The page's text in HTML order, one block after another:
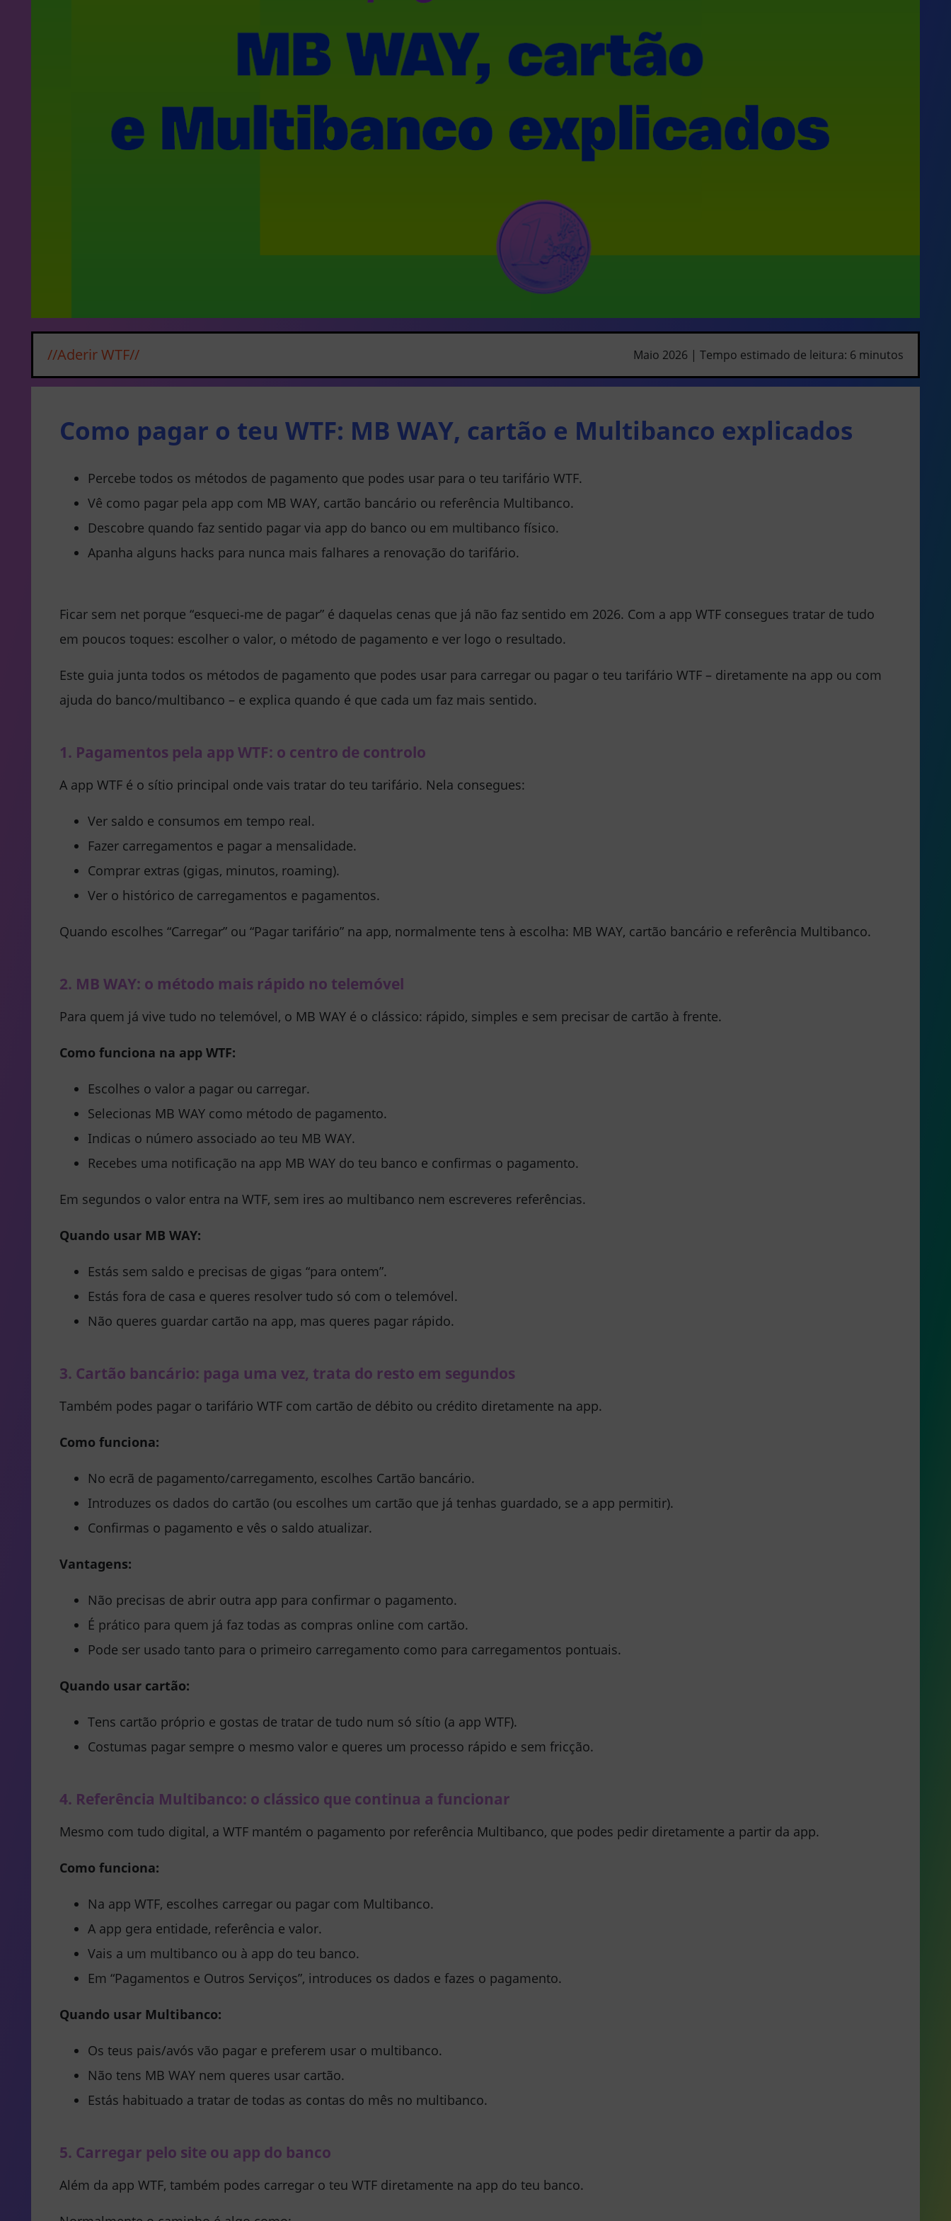
//Aderir WTF// Maio 2026 | Tempo estimado de leitura: 6 minutos
Como pagar o teu WTF: MB WAY, cartão e Multibanco explicados
Percebe todos os métodos de pagamento que podes usar para o teu tarifário WTF.
Vê como pagar pela app com MB WAY, cartão bancário ou referência Multibanco.
Descobre quando faz sentido pagar via app do banco ou em multibanco físico.
Apanha alguns hacks para nunca mais falhares a renovação do tarifário.
Ficar sem net porque “esqueci‑me de pagar” é daquelas cenas que já não faz sentido em 2026. Com a app WTF consegues tratar de tudo
em poucos toques: escolher o valor, o método de pagamento e ver logo o resultado.
Este guia junta todos os métodos de pagamento que podes usar para carregar ou pagar o teu tarifário WTF – diretamente na app ou com
ajuda do banco/multibanco – e explica quando é que cada um faz mais sentido.
1. Pagamentos pela app WTF: o centro de controlo
A app WTF é o sítio principal onde vais tratar do teu tarifário. Nela consegues:
Ver saldo e consumos em tempo real.
Fazer carregamentos e pagar a mensalidade.
Comprar extras (gigas, minutos, roaming).
Ver o histórico de carregamentos e pagamentos.
Quando escolhes “Carregar” ou “Pagar tarifário” na app, normalmente tens à escolha: MB WAY, cartão bancário e referência Multibanco.
2. MB WAY: o método mais rápido no telemóvel
Para quem já vive tudo no telemóvel, o MB WAY é o clássico: rápido, simples e sem precisar de cartão à frente.
Como funciona na app WTF:
Escolhes o valor a pagar ou carregar.
Selecionas MB WAY como método de pagamento.
Indicas o número associado ao teu MB WAY.
Recebes uma notificação na app MB WAY do teu banco e confirmas o pagamento.
Em segundos o valor entra na WTF, sem ires ao multibanco nem escreveres referências.
Quando usar MB WAY:
Estás sem saldo e precisas de gigas “para ontem”.
Estás fora de casa e queres resolver tudo só com o telemóvel.
Não queres guardar cartão na app, mas queres pagar rápido.
3. Cartão bancário: paga uma vez, trata do resto em segundos
Também podes pagar o tarifário WTF com cartão de débito ou crédito diretamente na app.
Como funciona:
No ecrã de pagamento/carregamento, escolhes Cartão bancário.
Introduzes os dados do cartão (ou escolhes um cartão que já tenhas guardado, se a app permitir).
Confirmas o pagamento e vês o saldo atualizar.
Vantagens:
Não precisas de abrir outra app para confirmar o pagamento.
É prático para quem já faz todas as compras online com cartão.
Pode ser usado tanto para o primeiro carregamento como para carregamentos pontuais.
Quando usar cartão:
Tens cartão próprio e gostas de tratar de tudo num só sítio (a app WTF).
Costumas pagar sempre o mesmo valor e queres um processo rápido e sem fricção.
4. Referência Multibanco: o clássico que continua a funcionar
Mesmo com tudo digital, a WTF mantém o pagamento por referência Multibanco, que podes pedir diretamente a partir da app.
Como funciona:
Na app WTF, escolhes carregar ou pagar com Multibanco.
A app gera entidade, referência e valor.
Vais a um multibanco ou à app do teu banco.
Em “Pagamentos e Outros Serviços”, introduces os dados e fazes o pagamento.
Quando usar Multibanco:
Os teus pais/avós vão pagar e preferem usar o multibanco.
Não tens MB WAY nem queres usar cartão.
Estás habituado a tratar de todas as contas do mês no multibanco.
5. Carregar pelo site ou app do banco
Além da app WTF, também podes carregar o teu WTF diretamente na app do teu banco.